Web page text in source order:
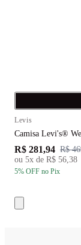
Levis
Camisa Levi's®
R$ 281,94 R$
ou 5x de R$ 56,38
5% OFF no Pix